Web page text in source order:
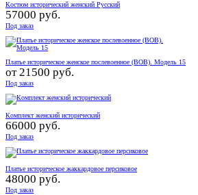
Костюм исторический женский Русский
57000 руб.
Под заказ
Платье историческое женское послевоенное (ВОВ). Модель 15
от21500 руб.
Под заказ
Комплект женский исторический
66000 руб.
Под заказ
Платье историческое жаккардовое персиковое
48000 руб.
Под заказ